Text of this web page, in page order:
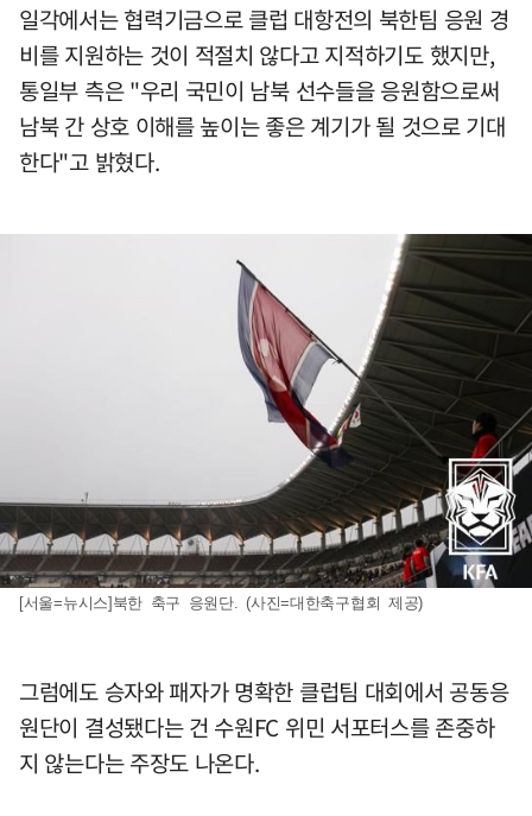
일각에서는 협력기금으로 클럽 대항전의 북한팀 응원 경
비를 지원하는 것이 적절치 않다고 지적하기도 했지만,
통일부 측은 "우리 국민이 남북 선수들을 응원함으로써
남북 간 상호 이해를 높이는 좋은 계기가 될 것으로 기대
한다"고 밝혔다.
[서울=뉴시스]북한 축구 응원단. (사진=대한축구협회 제공)
그럼에도 승자와 패자가 명확한 클럽팀 대회에서 공동응
원단이 결성됐다는 건 수원FC 위민 서포터스를 존중하
지 않는다는 주장도 나온다.